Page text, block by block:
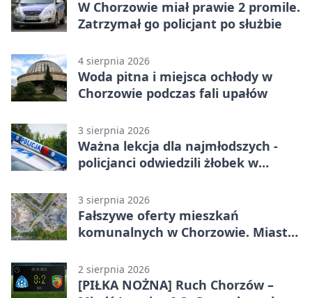
W Chorzowie miał prawie 2 promile.
Zatrzymał go policjant po służbie
4 sierpnia 2026
Woda pitna i miejsca ochłody w
Chorzowie podczas fali upałów
3 sierpnia 2026
Ważna lekcja dla najmłodszych -
policjanci odwiedzili żłobek w
3 sierpnia 2026
Fałszywe oferty mieszkań
komunalnych w Chorzowie. Miasto
2 sierpnia 2026
[PIŁKA NOŻNA] Ruch Chorzów –